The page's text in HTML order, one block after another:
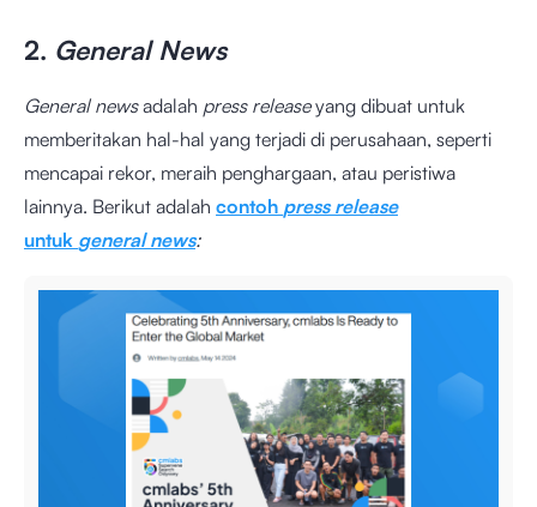
2. General News
General newsadalah press releaseyang dibuat untuk
memberitakan hal-hal yang terjadi di perusahaan, seperti
mencapai rekor, meraih penghargaan, atau peristiwa
lainnya. Berikut adalah contoh press release
untuk general news: